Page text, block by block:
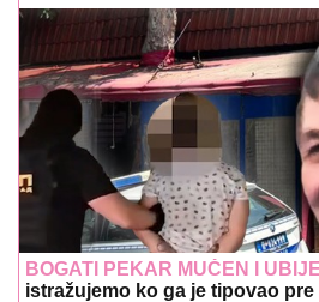
BOGATI PEKAR MUČEN I
istražujemo ko ga je tipovao